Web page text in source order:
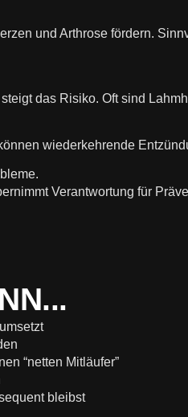
und Arthrose fördern.
das Risiko. Oft sind
wiederkehrende
Verantwortung für
“netten Mitläufer”
bleibst